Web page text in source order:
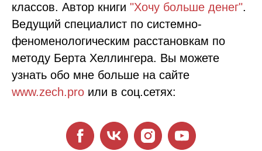
классов. Автор книги "Хочу больше денег".
Ведущий специалист по системно-
феноменологическим расстановкам по
методу Берта Хеллингера. Вы можете
узнать обо мне больше на сайте
www.zech.pro или в соц.сетях: